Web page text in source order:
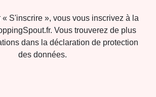
« S'inscrire », vous vous inscrivez à la
Vous trouverez de plus
dans la déclaration de protection
des données.